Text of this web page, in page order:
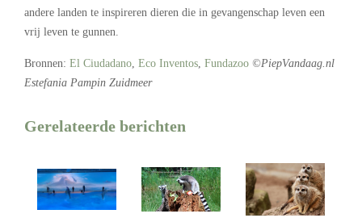
andere landen te inspireren dieren die in gevangenschap leven een
vrij leven te gunnen.
Bronnen: El Ciudadano Eco Inventos Fundazoo ©PiepVandaag.nl
Estefania Pampin Zuidmeer
Gerelateerde berichten